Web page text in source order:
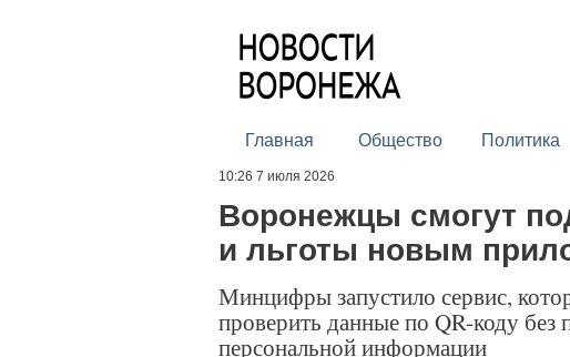
Главная Общество Политика
10:26 7 июля 2026
Воронежцы смогут
и льготы новым
Минцифры запустило сервис,
проверить данные по QR-коду без
персональной информации